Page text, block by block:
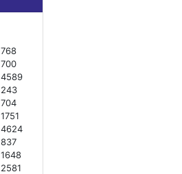
768
700
4589
243
704
1751
4624
837
1648
2581